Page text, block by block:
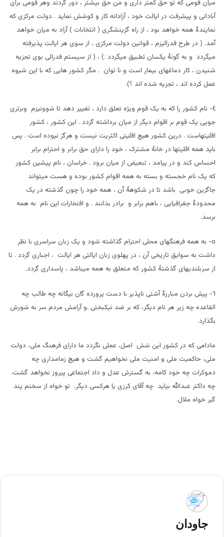
میان قومی که تو حق کمتر داری و من حق بیشتر ، دور گردند وهر قومی برای
آبادانی و پیشرفت در ایالت خود ، آزادانه کار و کوشش نماید . دولت مرکزی که
نمایندۀ همه خواهد بود ، از راه گزینشگری ( انتخابات ) آزاد به میان خواهد
آمد. ( در طرح فدرالیزم ، قوانین دولت مرکزی ، از سوی هر ایالت پذیرفته
میگردد و به گونۀ یکسان تطبیق میگردد .) ، ( از سیستم فدرالی بوی تجزیه
شنیدن ، کار دماغهای بیمار است و نا توان . مگر کشور هایی که با این شیوه
عمل کرده اند ، تجزیه شده اند ؟).
٤- نام کشور را که به یک قوم ویژه تعلق دارد ، تغییر دهد تا شوونیزم وبرتری
جویی یک قوم بر اقوام دیگر از میان برداشته گردد . این کشور ، کشور
اقلیتهاست . درین کشور هیچ اقلیتی اکثریت نیست و هرگز نیوده است . پس
باید همه اقلیتها در خانۀ مشترک ، خود را دارای حق برابر و احترام برابر
احساس کند و در پیامد ، تبعیض از میان برود . خراسان ، نام پیشین کشور
که یک نام خجسته و بسته به همه اقوام کشور بوده و هست میتواند
جاگزین خوبی باشد تا در شکوهۀ آن ، همه خود را چون گذشته در یک
محدودۀ جغرافیایی ، باهم برابر و برادر بدانند . و افتخارات این نام به همه
برسد.
٥- به همه فرهنگهای محلی احترام گذاشته شود و یک زبان سراسری با نظر
داشت به سوابق تاریخی آن ، در پهلوی زبان ایالتی هر ایالت ، اجباری گردد . تا
از سربلندیهای گذشتۀ کشور که متعلق به همه میباشد ، پاسداری گردد.
٦- پیش بردن مبارزۀ آشتی ناپذیر با دست پرورده گان بیگانه چه طالب چه
القاعده چه زیر هر نام دیگر، که بر ضد نیکبختی .و آرامش مردم سر به شورش
بگذارد.
مادامی که در کشور این شش اصل، عملی نگردد ما دارای فرهنگ ملی، دولت
ملی، حاکمیت ملی و امنیت ملی نخواهیم گشت و هیچ زمامداری چه
دموکرات چه خود کامه، به گسترش عدل و داد اجتماعی پیروز نخواهد گشت.
چه داکتر عبدالله بیاید چه آقای کرزی یا هرکسی دیگر. تو خواه از سخنم پند
گیر خواه ملال.
جاودان